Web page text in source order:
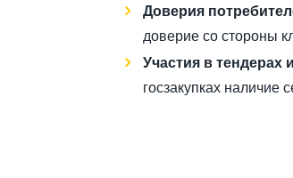
Доверия
доверие со стороны
Участия в тендерах
госзакупках наличие